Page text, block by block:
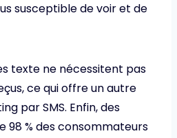
susceptible de voir et de
texte ne nécessitent pas
ce qui offre un autre
par SMS. Enfin, des
98 % des consommateurs